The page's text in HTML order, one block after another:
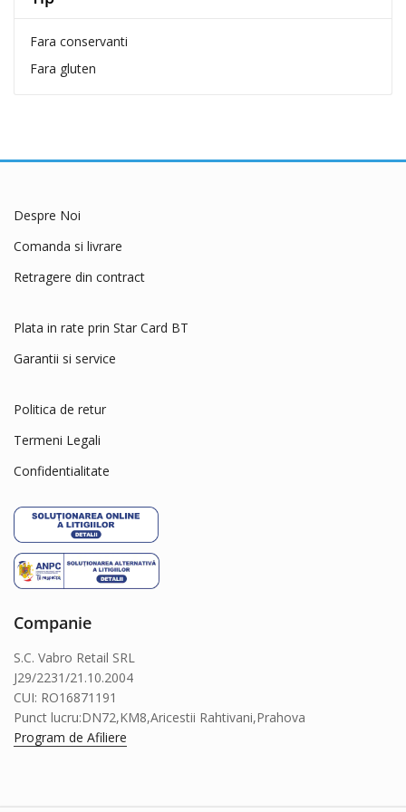
Dogit
Dreamies
Felix
Ferplast
Fresh'N Clean
Furminator
Hailea
Herba Vital
Hills
JBL
Juwel
KIRI KIRI
Kitekat
Kong
Fara conservanti
Fara gluten
Despre Noi
Comanda si livrare
Retragere din contract
Plata in rate prin Star Card BT
Garantii si service
Politica de retur
Termeni Legali
Confidentialitate
Companie
S.C. Vabro Retail SRL
J29/2231/21.10.2004
CUI: RO16871191
Punct lucru:DN72,KM8,Aricestii Rahtivani,Prahova
Program de Afiliere